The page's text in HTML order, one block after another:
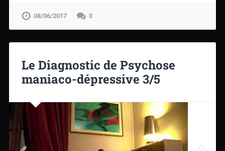
08/06/2017 0
Le Diagnostic de Psychose
maniaco-dépressive 3/5